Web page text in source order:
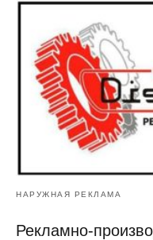
НАРУЖНАЯ РЕКЛАМА
Рекламно-